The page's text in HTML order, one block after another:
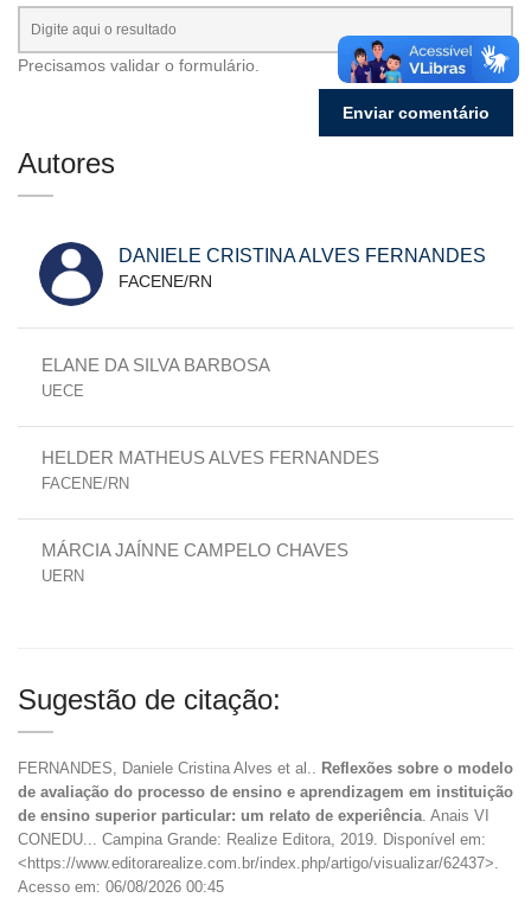
Precisamos validar o formulário.
Autores
DANIELE CRISTINA ALVES FERNANDES
FACENE/RN
ELANE DA SILVA BARBOSA
UECE
HELDER MATHEUS ALVES FERNANDES
FACENE/RN
MÁRCIA JAÍNNE CAMPELO CHAVES
UERN
Sugestão de citação:
FERNANDES, Daniele Cristina Alves et al.. Reflexões sobre o modelo
de avaliação do processo de ensino e aprendizagem em instituição
de ensino superior particular: um relato de experiência. Anais VI
CONEDU... Campina Grande: Realize Editora, 2019. Disponível em:
<https://www.editorarealize.com.br/index.php/artigo/visualizar/62437>.
Acesso em: 06/08/2026 00:45